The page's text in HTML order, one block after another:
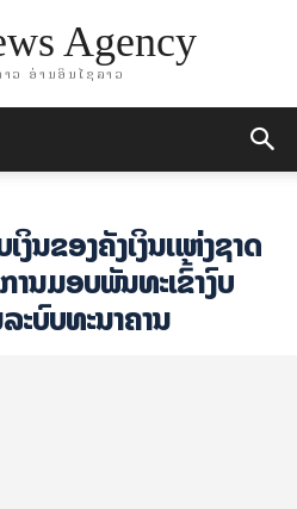
Agency
ວ ອ່ານອິນໄຊລາວ
ງິນຂອງຄັງເງິນແຫ່ງຊາດ
ານມອບພັນທະເຂົ້າງົບ
ະບົບທະນາຄານ